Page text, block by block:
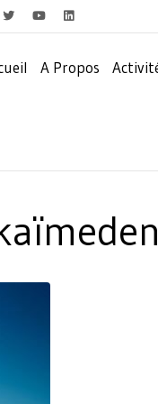
A Propos